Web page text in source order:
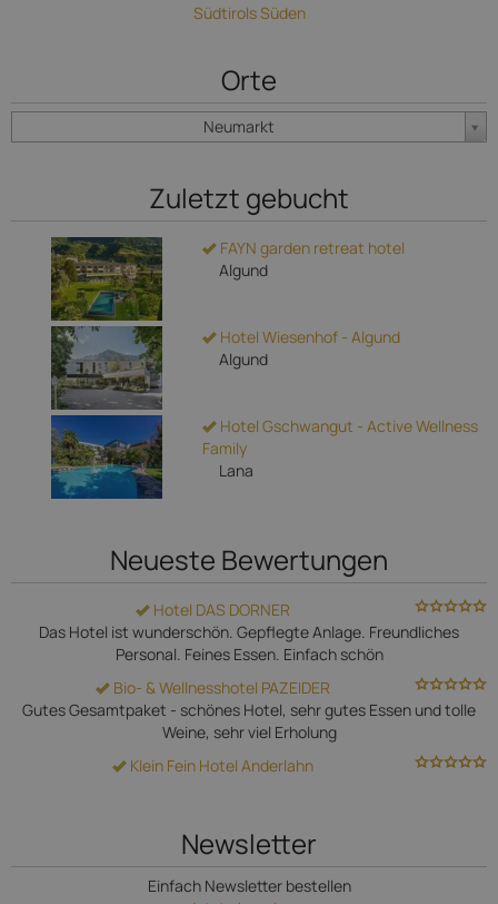
Südtirols Süden
Orte
Neumarkt
Zuletzt gebucht
FAYN garden retreat hotel
Algund
Hotel Wiesenhof - Algund
Algund
Hotel Gschwangut - Active Wellness
Family
Lana
Neueste Bewertungen
Hotel DAS DORNER
Das Hotel ist wunderschön. Gepflegte Anlage. Freundliches
Personal. Feines Essen. Einfach schön
Bio- & Wellnesshotel PAZEIDER
Gutes Gesamtpaket - schönes Hotel, sehr gutes Essen und tolle
Weine, sehr viel Erholung
Klein Fein Hotel Anderlahn
Newsletter
Einfach Newsletter bestellen